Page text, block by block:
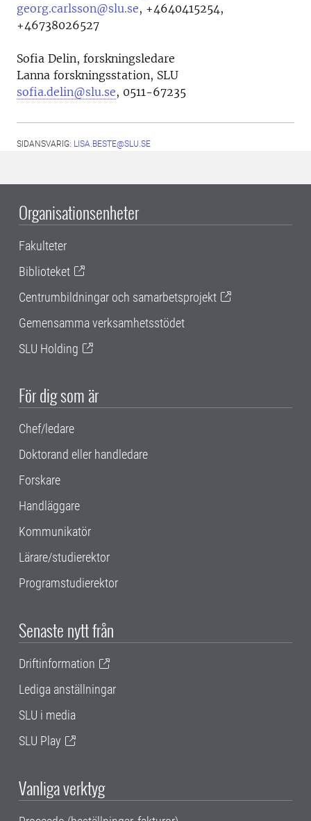
georg.carlsson@slu.se, +4640415254,
+46738026527
Sofia Delin, forskningsledare
Lanna forskningsstation, SLU
sofia.delin@slu.se, 0511-67235
SIDANSVARIG: LISA.BESTE@SLU.SE
Organisationsenheter
Fakulteter
Biblioteket
Centrumbildningar och samarbetsprojekt
Gemensamma verksamhetsstödet
SLU Holding
För dig som är
Chef/ledare
Doktorand eller handledare
Forskare
Handläggare
Kommunikatör
Lärare/studierektor
Programstudierektor
Senaste nytt från
Driftinformation
Lediga anställningar
SLU i media
SLU Play
Vanliga verktyg